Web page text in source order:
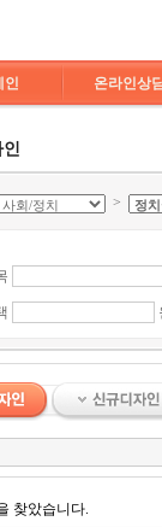
인 온라인상
>
찾았습니다.